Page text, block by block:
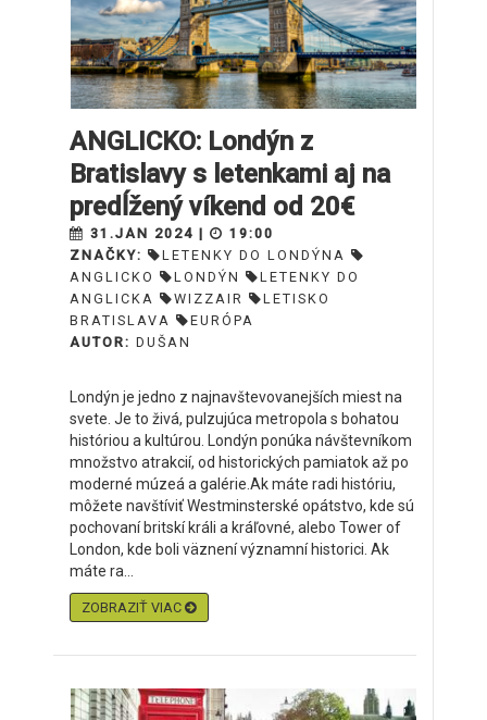
ANGLICKO: Londýn z
Bratislavy s letenkami aj na
predĺžený víkend od 20€
31.JAN 2024 |
19:00
ZNAČKY:
LETENKY DO LONDÝNA
ANGLICKO
LONDÝN
LETENKY DO
ANGLICKA
WIZZAIR
LETISKO
BRATISLAVA
EURÓPA
AUTOR: DUŠAN
Londýn je jedno z najnavštevovanejších miest na
svete. Je to živá, pulzujúca metropola s bohatou
históriou a kultúrou. Londýn ponúka návštevníkom
množstvo atrakcií, od historických pamiatok až po
moderné múzeá a galérie.Ak máte radi históriu,
môžete navštíviť Westminsterské opátstvo, kde sú
pochovaní britskí králi a kráľovné, alebo Tower of
London, kde boli väznení významní historici. Ak
máte ra...
ZOBRAZIŤ VIAC